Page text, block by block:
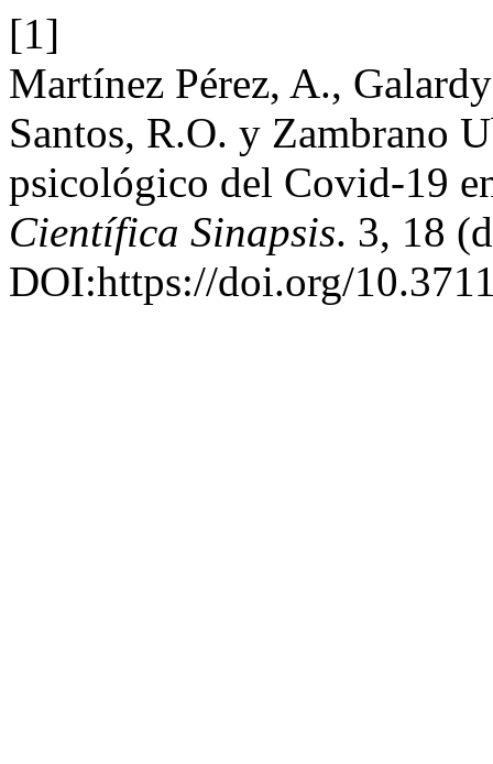
[1]
Martínez Pérez, A.,
Santos, R.O. y Zambrano
psicológico del Covid-19
Científica Sinapsis. 3, 18
DOI:https://doi.org/